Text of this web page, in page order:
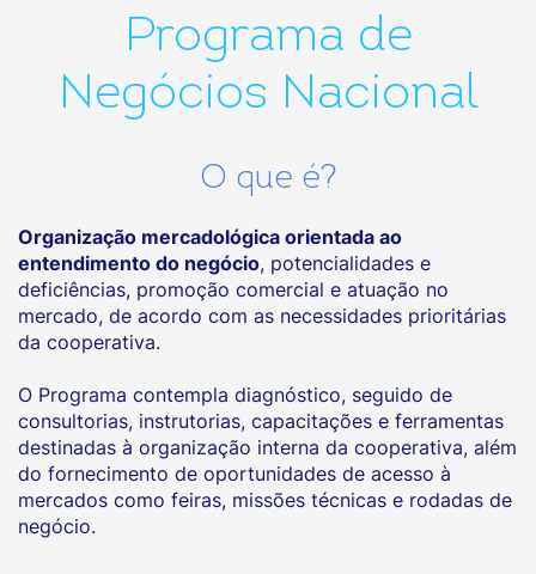
Programa de
Negócios Nacional
O que é?
Organização mercadológica orientada ao
entendimento do negócio, potencialidades e
deficiências, promoção comercial e atuação no
mercado, de acordo com as necessidades prioritárias
da cooperativa.
O Programa contempla diagnóstico, seguido de
consultorias, instrutorias, capacitações e ferramentas
destinadas à organização interna da cooperativa, além
do fornecimento de oportunidades de acesso à
mercados como feiras, missões técnicas e rodadas de
negócio.